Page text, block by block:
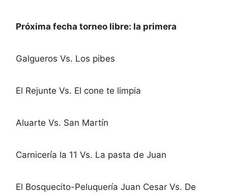
Próxima fecha torneo libre: la primera
Galgueros Vs. Los pibes
El Rejunte Vs. El cone te limpia
Aluarte Vs. San Martín
Carnicería la 11 Vs. La pasta de Juan
El Bosquecito-Peluquería Juan Cesar Vs. De